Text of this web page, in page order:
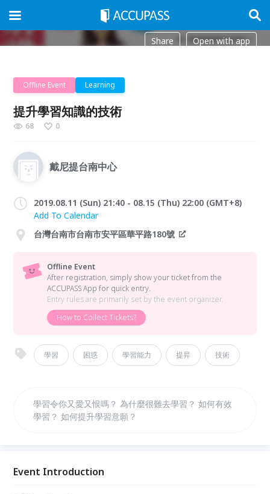
Share Open with app
Offline Event Learning
提升學習知識的技術
68 0
戴尼提台南中心
2019.08.11 (Sun) 21:40 - 08.15 (Thu) 22:00 (GMT+8)
Add To Calendar
台灣台南市台南市安平區華平路180號
Offline Event
After registration, simply show your ticket from the
ACCUPASS App for quick entry.
Entry rules are primarily set by the event organizer.
How to Collect Tickets?
學習 困惑 學習能力 提昇 技術
學習令你又愛又恨嗎？ 為什麼很難去學習？ 如何有效
學習？ 如何提升學習意願？
Event Introduction